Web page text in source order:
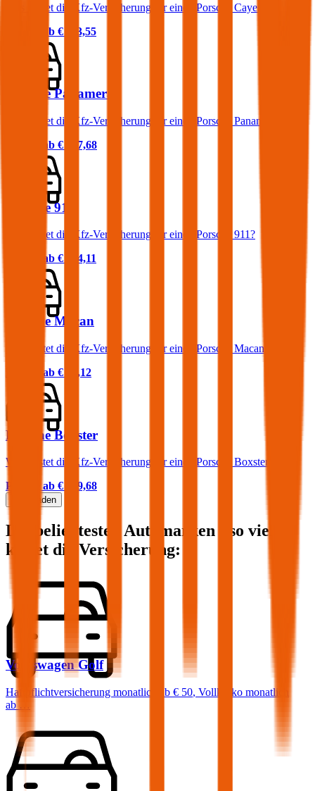
Was kostet die Kfz-Versicherung für einen Porsche Cayenne?
Prämie ab € 113,55
Porsche Panamera
Was kostet die Kfz-Versicherung für einen Porsche Panamera?
Prämie ab € 177,68
Porsche 911
Was kostet die Kfz-Versicherung für einen Porsche 911?
Prämie ab € 274,11
Porsche Macan
Was kostet die Kfz-Versicherung für einen Porsche Macan?
Prämie ab € 79,12
Porsche Boxster
Was kostet die Kfz-Versicherung für einen Porsche Boxster?
Prämie ab € 209,68
Mehr laden
Die beliebtesten Automarken - so viel
kostet die Versicherung:
Volkswagen Golf
Haftpflichtversicherung monatlich ab € 50, Vollkasko monatlich
ab …